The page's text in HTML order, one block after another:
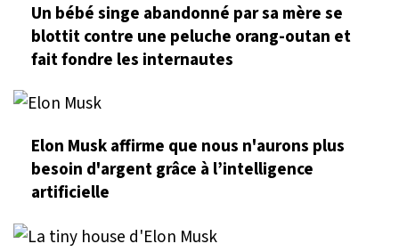
Un bébé singe abandonné par sa mère se
blottit contre une peluche orang-outan et
fait fondre les internautes
Elon Musk affirme que nous n'aurons plus
besoin d'argent grâce à l’intelligence
artificielle